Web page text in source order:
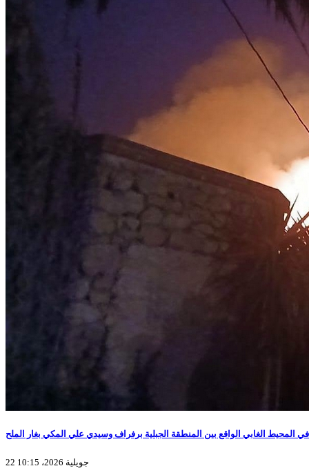
المحيط الغابي الواقع بين المنطقة الجبلية برفراف وسيدي علي المكي بغار الملح
22 جويلية 2026، 10:15